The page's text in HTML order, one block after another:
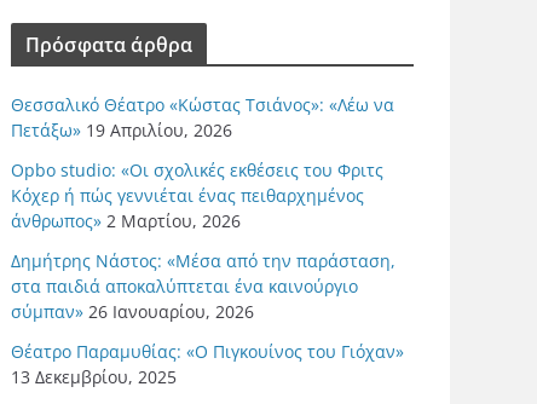
Πρόσφατα άρθρα
Θεσσαλικό Θέατρο «Κώστας Τσιάνος»: «Λέω να
Πετάξω» 19 Απριλίου, 2026
Opbo studio: «Οι σχολικές εκθέσεις του Φριτς
Κόχερ ή πώς γεννιέται ένας πειθαρχημένος
άνθρωπος» 2 Μαρτίου, 2026
Δημήτρης Νάστος: «Μέσα από την παράσταση,
στα παιδιά αποκαλύπτεται ένα καινούργιο
σύμπαν» 26 Ιανουαρίου, 2026
Θέατρο Παραμυθίας: «Ο Πιγκουίνος του Γιόχαν»
13 Δεκεμβρίου, 2025